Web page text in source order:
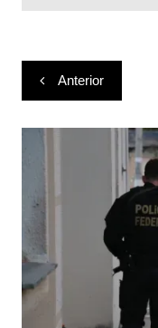
Navegação
de
Post
Anterior